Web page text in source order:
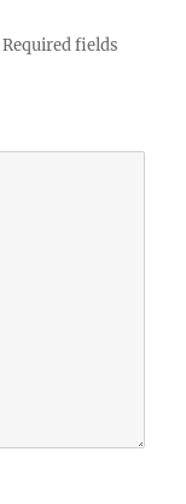
Required fields